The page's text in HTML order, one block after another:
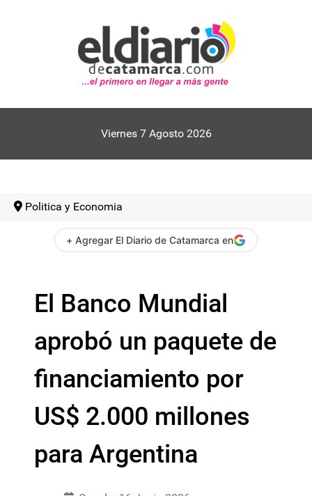
Viernes 7 Agosto 2026
Politica y Economia
+ Agregar El Diario de Catamarca en
El Banco Mundial
aprobó un paquete de
financiamiento por
US$ 2.000 millones
para Argentina